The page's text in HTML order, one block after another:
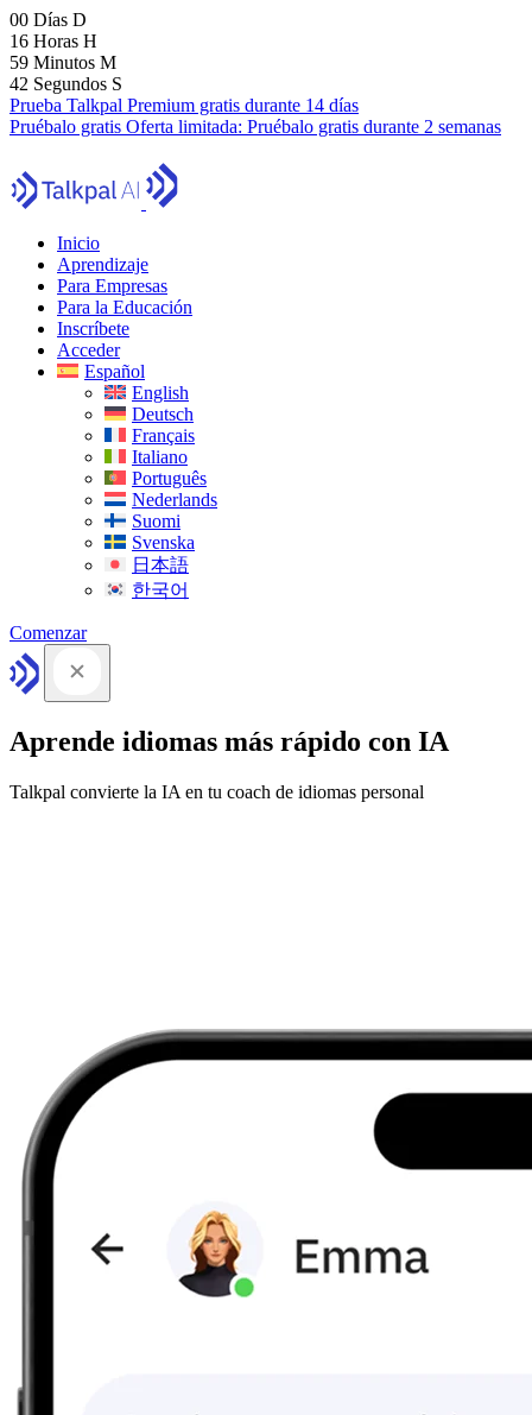
00 Días D
16 Horas H
59 Minutos M
40 Segundos S
Prueba Talkpal Premium gratis durante 14 días
Pruébalo gratis Oferta limitada: Pruébalo gratis durante 2 semanas
Inicio
Aprendizaje
Para Empresas
Para la Educación
Inscríbete
Acceder
Español
English
Deutsch
Français
Italiano
Português
Nederlands
Suomi
Svenska
日本語
한국어
Comenzar
Aprende idiomas más rápido con IA
Talkpal convierte la IA en tu coach de idiomas personal